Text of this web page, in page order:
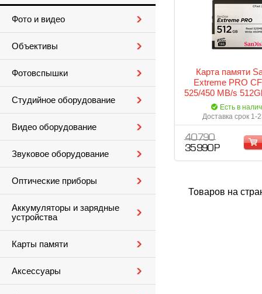
Фото и видео
Объективы
Фотовспышки
Студийное оборудование
Видео оборудование
Звуковое оборудование
Оптические приборы
Аккумуляторы и зарядные
устройства
Карты памяти
Аксессуары
Карта памяти
Extreme PRO
525/450 MB/s
(SDCFSP-
Есть в
Доставка срок 1-
40 790
35 990 Р
Товаров на